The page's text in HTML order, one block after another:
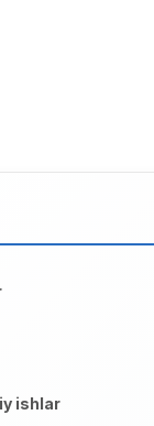
ishlar